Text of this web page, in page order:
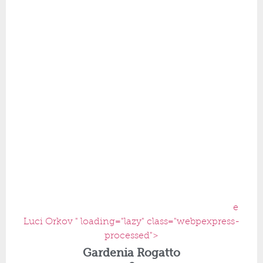
e
Luci Orkov " loading="lazy" class="webpexpress-
processed">
Gardenia Rogatto